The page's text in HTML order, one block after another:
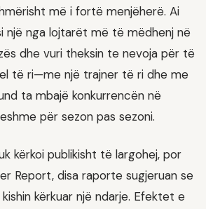
më i fortë menjëherë. Ai
një nga lojtarët më të mëdhenj në
dhe vuri theksin te nevoja për të
të ri—me një trajner të ri dhe me
ta mbajë konkurrencën në
për sezon pas sezoni.
kërkoi publikisht të largohej, por
Report, disa raporte sugjeruan se
kërkuar një ndarje. Efektet e